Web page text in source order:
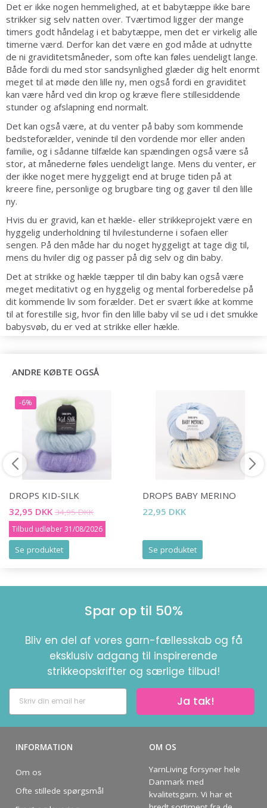
Det er ikke nogen hemmelighed, at et babytæppe ikke bare
strikker sig selv natten over. Tværtimod ligger der mange
timers godt håndelag i et babytæppe, men det er virkelig alle
timerne værd. Derfor kan det være en god måde at udnytte
de ni graviditetsmåneder, som ofte kan føles uendeligt lange.
Både fordi du med stor sandsynlighed glæder dig helt enormt
meget til at møde den lille ny, men også fordi en graviditet
kan være hård ved din krop og kræve flere stillesiddende
stunder og afslapning end normalt.
Det kan også være, at du venter på baby som kommende
bedsteforælder, veninde til den vordende mor eller anden
familie, og i sådanne tilfælde kan spændingen også være så
stor, at månederne føles uendeligt lange. Mens du venter, er
der ikke noget mere hyggeligt end at bruge tiden på at
kreere fine, personlige og brugbare ting og gaver til den lille
ny.
Hvis du er gravid, kan et hækle- eller strikkeprojekt være en
hyggelig underholdning til hvilestunderne i sofaen eller
sengen. På den måde har du noget hyggeligt at tage dig til,
mens du hviler dig og passer på dig selv og din baby.
Det at strikke og hækle tæpper til din baby kan også være
meget meditativt og en hyggelig og mental forberedelse på
dit kommende liv som forælder. Det er svært ikke at komme
til at forestille sig, hvor fin den lille baby vil se ud i det smukke
babysvøb, du er ved at strikke eller hækle.
ANDRE KØBTE OGSÅ
-6%
DROPS KID-SILK
32,95 DKK 34,95 DKK
Tilbud udløber 31/08/2026
Se produktet
DROPS BABY MERINO
22,95 DKK
Se produktet
Spar op til 50%
Bliv en del af vores garn-fællesskab og få
eksklusiv adgang til inspirerende
strikkeopskrifter og særlige tilbud!
Ja tak!
INFORMATION
Om os
Ofte stillede spørgsmål
OM OS
YarnLiving forsyner hele
Danmark med
kvalitetsgarn. Vi har et